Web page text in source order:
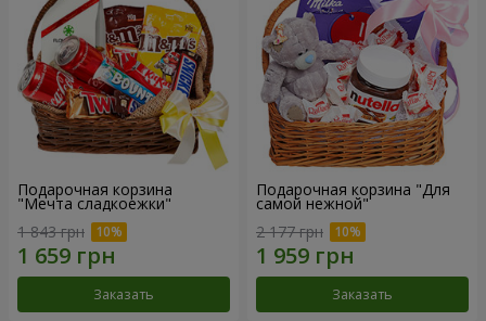
Подарочная корзина
"Мечта сладкоежки"
1 843 грн
Заказать
Подарочная корзина "Для
самой нежной"
2 177 грн
Заказать